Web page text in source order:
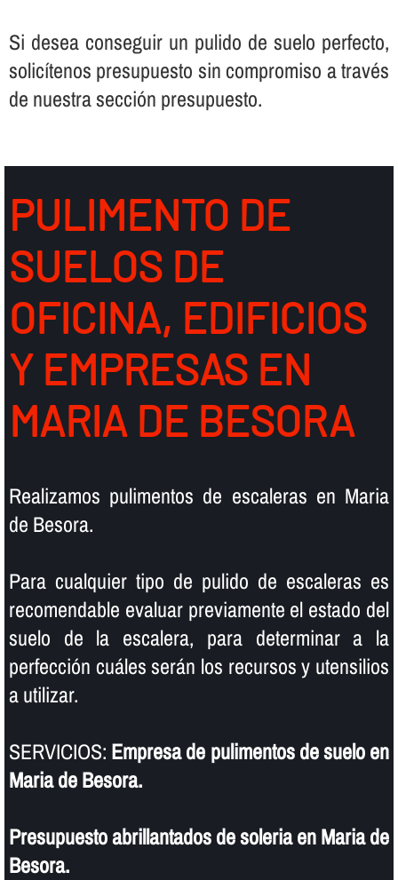
Si desea conseguir un pulido de suelo perfecto,
solicí­tenos presupuesto sin compromiso a través
de nuestra sección presupuesto.
PULIMENTO DE
SUELOS DE
OFICINA, EDIFICIOS
Y EMPRESAS EN
MARIA DE BESORA
Realizamos pulimentos de escaleras en Maria
de Besora.
Para cualquier tipo de pulido de escaleras es
recomendable evaluar previamente el estado del
suelo de la escalera, para determinar a la
perfección cuáles serán los recursos y utensilios
a utilizar.
SERVICIOS: Empresa de pulimentos de suelo en
Maria de Besora.
Presupuesto abrillantados de soleria en Maria de
Besora.